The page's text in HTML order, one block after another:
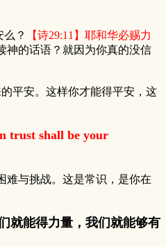
？
【诗29:11】耶和华必赐力
神的话语？就因为你真的没信
平安。这样你才能得平安，这
trust shall be your
与挑战。这是常识，是你在
就能得力量，我们就能够有